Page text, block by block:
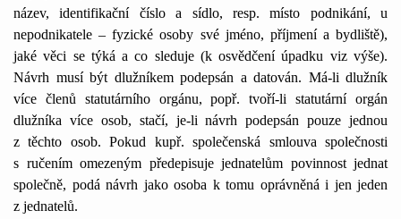
název, identifikační číslo a sídlo, resp. místo podnikání, u
nepodnikatele – fyzické osoby své jméno, příjmení a bydliště),
jaké věci se týká a co sleduje (k osvědčení úpadku viz výše).
Návrh musí být dlužníkem podepsán a datován. Má-li dlužník
více členů statutárního orgánu, popř. tvoří-li statutární orgán
dlužníka více osob, stačí, je-li návrh podepsán pouze jednou
z těchto osob. Pokud kupř. společenská smlouva společnosti
s ručením omezeným předepisuje jednatelům povinnost jednat
společně, podá návrh jako osoba k tomu oprávněná i jen jeden
z jednatelů.